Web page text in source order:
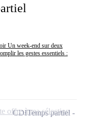
Un week-end sur deux
les gestes essentiels :
CDITemps partiel
offre à ma sélection